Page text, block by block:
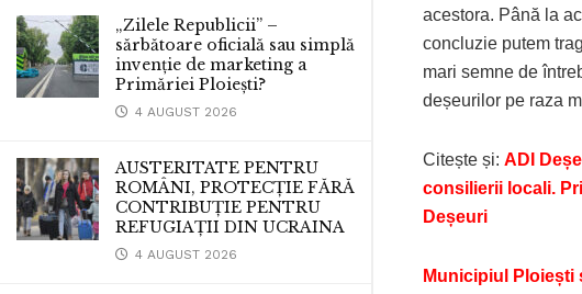
„Zilele Republicii” –
sărbătoare oficială sau simplă
invenție de marketing a
Primăriei Ploiești?
4 AUGUST 2026
AUSTERITATE PENTRU
ROMÂNI, PROTECȚIE FĂRĂ
CONTRIBUȚIE PENTRU
REFUGIAȚII DIN UCRAINA
4 AUGUST 2026
acestora. Până la
concluzie putem
mari semne de
deșeurilor pe raza
Citește și: ADI
consilierii locali.
Deșeuri
Municipiul Ploiești